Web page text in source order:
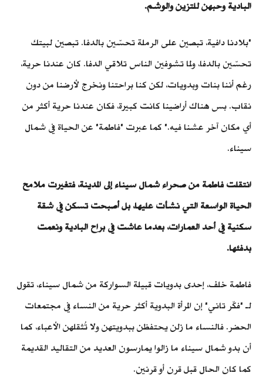
البادية وحبهن للتزين والوشم.
"بلادنا دافية، تبصين على الرملة تحسّين بالدفا. تبصين لبيتك
تحسّين بالدفا، ولما تشوفين الناس تلاقي الدفا. كان عندنا حرية،
رغم أننا بنات وبدويات، لكن كنا براحتنا ونخرج لأرضنا من دون
نقاب. بس هناك أراضينا كانت كبيرة، فكان عندنا حرية أكثر من
أي مكان آخر عشنا فيه." كما عبرت "فاطمة" عن الحياة في شمال
سيناء.
انتقلت فاطمة من صحراء شمال سيناء إلى المدينة، فتغيرت ملامح
الحياة الواسعة التي نشأت عليها، بل أصبحت تسكن في شقة
سكنية في أحد العمارات، بعدما عاشت في براح البادية ونعمت
بدفئها.
فاطمة خلف، إحدى بدويات قبيلة السواركة من شمال سيناء، تقول
لـ "فكّر تاني" إن المرأة البدوية أكثر حرية من النساء في مجتمعات
الحضر. فالنساء ما زلن يحتفظن ببدويتهن ولا تُثقلهن الأعباء، كما
أن بدو شمال سيناء ما زالوا يمارسون العديد من التقاليد القديمة
كما كان الحال قبل قرن أو قرنين.